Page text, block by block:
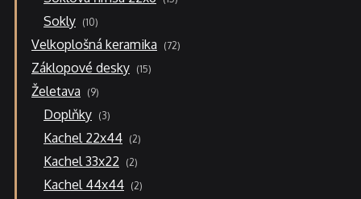
produktů
Sokly 1010
produktů
Velkoplošná keramika 7272
produktů
Záklopové desky 1515
produktů
Želetava 99
produktů
Doplňky 33
produkty
Kachel 22x44 22
produkty
Kachel 33x22 22
produkty
Kachel 44x44 22
produkty